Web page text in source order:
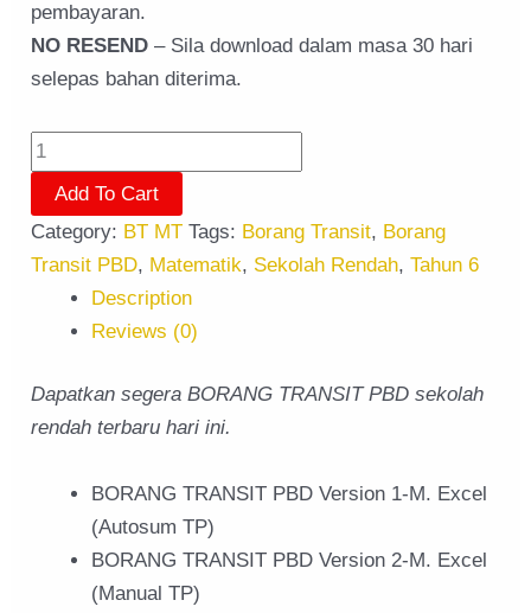
pembayaran.
NO RESEND – Sila download dalam masa 30 hari
selepas bahan diterima.
Add To Cart
Category: BT MT Tags: Borang Transit, Borang
Transit PBD, Matematik, Sekolah Rendah,Tahun 6
Description
Reviews (0)
Dapatkan segera BORANG TRANSIT PBD sekolah
rendah terbaru hari ini.
BORANG TRANSIT PBD Version 1-M. Excel
(Autosum TP)
BORANG TRANSIT PBD Version 2-M. Excel
(Manual TP)